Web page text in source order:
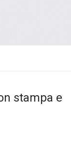
stampa e